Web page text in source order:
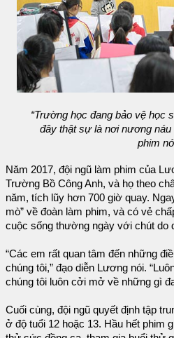
“Trường học đang bảo vệ học
đây thật sự là nơi nương náu
phim
Năm 2017, đội ngũ làm phim của
Trường Bồ Công Anh, và họ theo
năm, tích lũy hơn 700 giờ quay.
mò” về đoàn làm phim, và có vẻ
cuộc sống thường ngày với chút do
“Các em rất quan tâm đến những
chúng tôi,” đạo diễn Lương nói.
chúng tôi luôn cởi mở về những gì
Cuối cùng, đội ngũ quyết định tập
ở độ tuổi 12 hoặc 13. Hầu hết phim